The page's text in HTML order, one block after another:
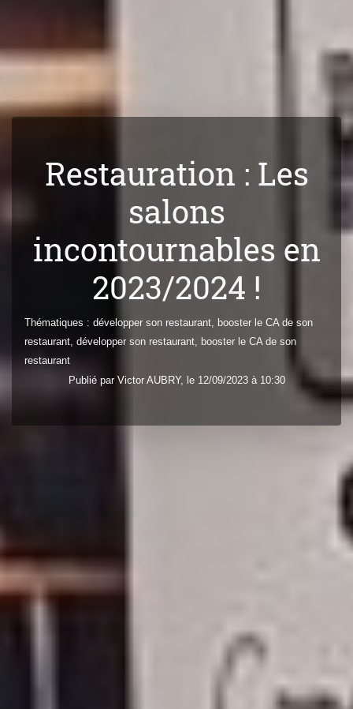
Restauration : Les
salons
incontournables en
2023/2024 !
Thématiques : développer son restaurant booster le CA de son
restaurant développer son restaurant booster le CA de son
restaurant
Publié par Victor AUBRY, le 12/09/2023 à 10:30